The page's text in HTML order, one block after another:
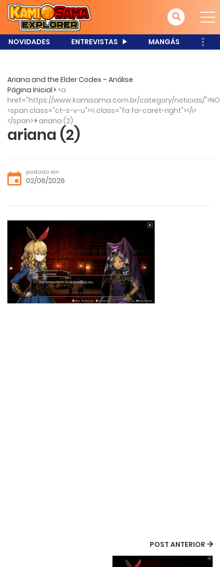
NOVIDADES ENTREVISTAS MANGÁS
Ariana and the Elder Codex – Análise
Página Inicial <a
href="https://www.kamisama.com.br/category/noticias/
<span class="ct-s-v-u"><i class="fa fa-caret-right"></i>
</span> ariana (2)
ariana (2)
postado em
02/06/2026
POST ANTERIOR